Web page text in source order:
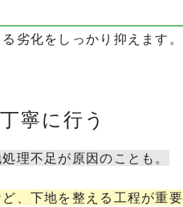
劣化をしっかり抑えます。
寧に行う
理不足が原因のことも。
、下地を整える工程が重要